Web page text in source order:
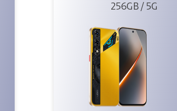
Dorado
256GB / 5G